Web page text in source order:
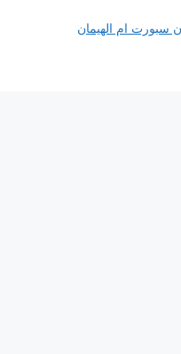
سبورت ام الهيمان